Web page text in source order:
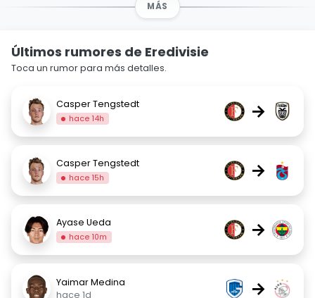
MÁS
Últimos rumores de Eredivisie
Toca un rumor para más detalles.
Casper Tengstedt
hace 14h →
Casper Tengstedt
hace 15h →
Ayase Ueda
hace 10m →
Yaimar Medina
hace 1d
→